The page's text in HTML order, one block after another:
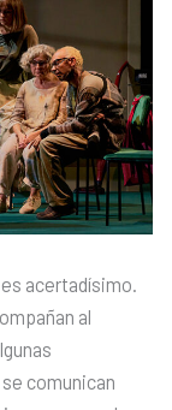
es acertadísimo.
al
se comunican